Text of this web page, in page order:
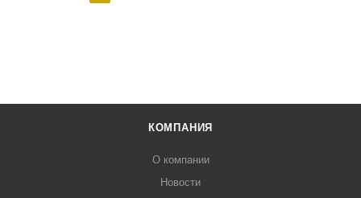
КОМПАНИЯ
О компании
Новости